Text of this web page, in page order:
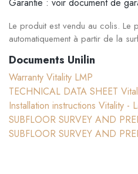
Le produit est vendu au colis. Le
automatiquement à partir de la
Documents Unilin
Warranty Vitality LMP
TECHNICAL DATA SHEET
Installation instructions Vitality -
SUBFLOOR SURVEY AND
SUBFLOOR SURVEY AND